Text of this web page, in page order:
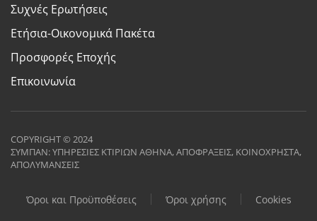
Συχνές Ερωτήσεις
Ετήσια-Οικονομικά Πακέτα
Προσφορές Εποχής
Επικοινωνία
COPYRIGHT © 2024
ΣΥΜΠΑΝ: ΥΠΗΡΕΣΙΕΣ ΚΤΙΡΙΩΝ ΑΘΗΝΑ, ΑΠΟΦΡΑΞΕΙΣ, ΚΟΙΝΟΧΡΗΣΤΑ,
ΑΠΟΛΥΜΑΝΣΕΙΣ
Όροι και Προϋποθέσεις Όροι χρήσης Cookies